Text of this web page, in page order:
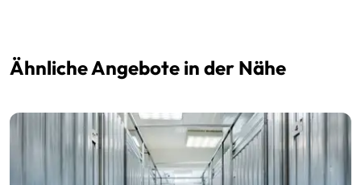
Ähnliche Angebote in der Nähe